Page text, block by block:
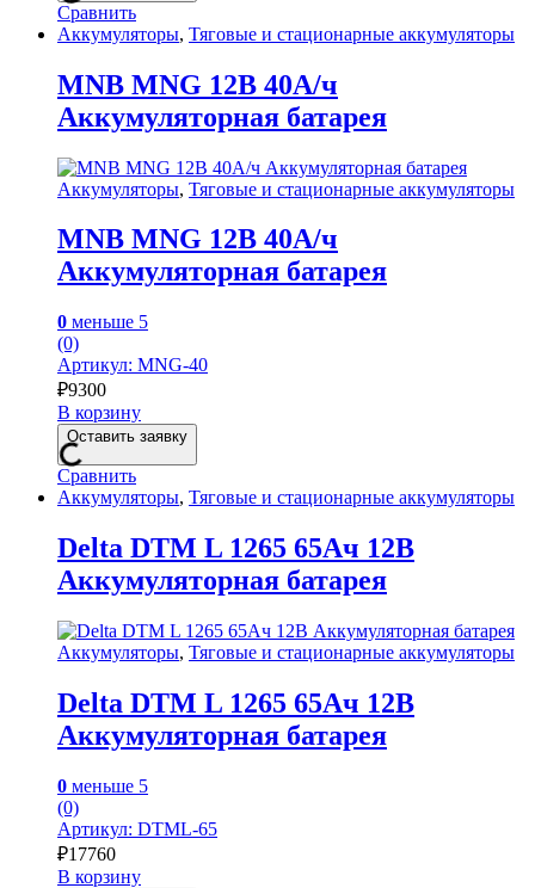
Сравнить
Аккумуляторы, Тяговые и стационарные аккумуляторы
MNB MNG 12В 40А/ч
Аккумуляторная батарея
Аккумуляторы, Тяговые и стационарные аккумуляторы
MNB MNG 12В 40А/ч
Аккумуляторная батарея
0 меньше 5
(0)
Артикул: MNG-40
₽9300
В корзину
Оставить заявку
Сравнить
Аккумуляторы, Тяговые и стационарные аккумуляторы
Delta DTM L 1265 65Ач 12В
Аккумуляторная батарея
Аккумуляторы, Тяговые и стационарные аккумуляторы
Delta DTM L 1265 65Ач 12В
Аккумуляторная батарея
0 меньше 5
(0)
Артикул: DTML-65
₽17760
В корзину